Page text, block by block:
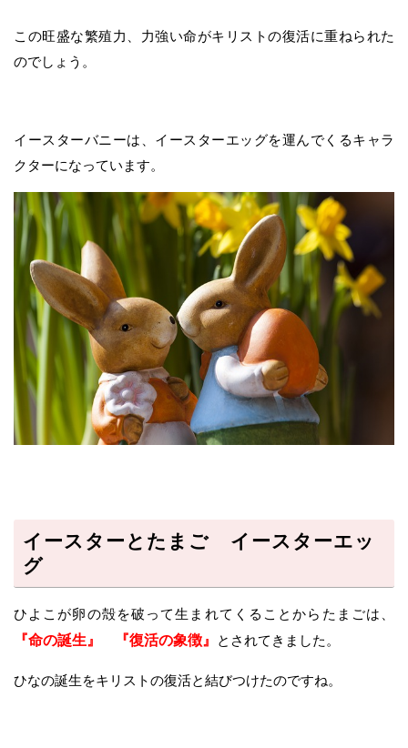
この旺盛な繁殖力、力強い命がキリストの復活に重ねられた
のでしょう。
イースターバニーは、イースターエッグを運んでくるキャラ
クターになっています。
イースターとたまご イースターエッ
グ
ひよこが卵の殻を破って生まれてくることからたまごは、
『命の誕生』
『復活の象徴』 とされてきました。
ひなの誕生をキリストの復活と結びつけたのですね。